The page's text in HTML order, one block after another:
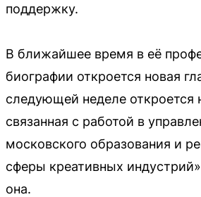
поддержку.
В ближайшее время в её
биографии откроется новая
следующей неделе откроется
связанная с работой в
московского образования и
сферы креативных
она.